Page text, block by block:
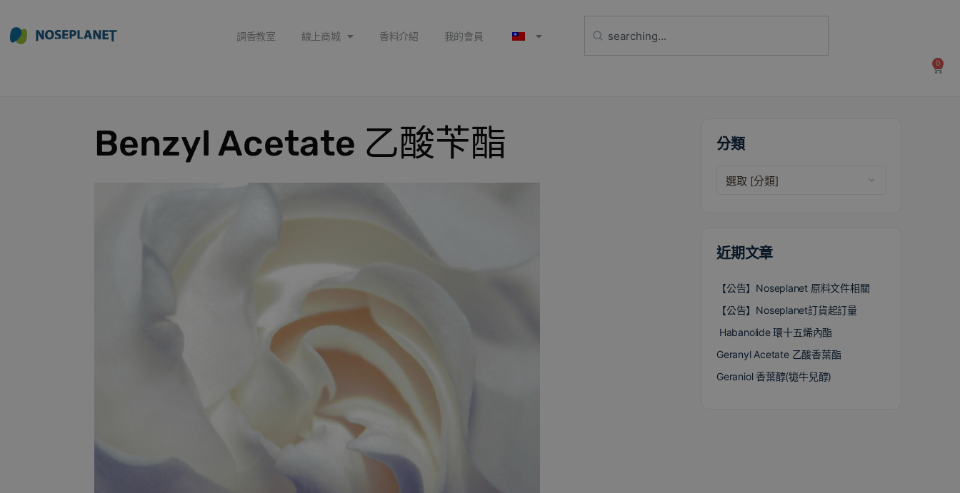
調香教室 線上商城 香料介紹 我的會員
0
Benzyl Acetate 乙酸苄酯 分類
近期文章
【公告】Noseplanet 原料文件相關
【公告】Noseplanet訂貨起訂量
Habanolide 環十五烯內酯
Geranyl Acetate 乙酸香葉酯
Geraniol 香葉醇(牻牛兒醇)